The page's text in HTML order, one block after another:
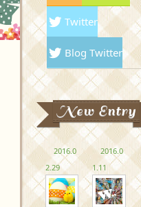
Twitter
Blog Twitter
New Entry
2016.0
2.29
2016.0
1.11